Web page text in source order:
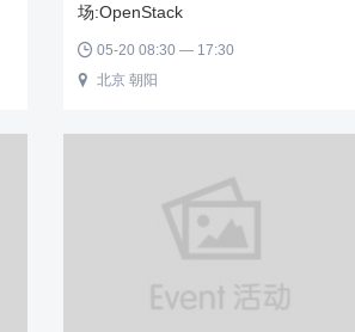
场:OpenStack
 05-20 08:30 — 17:30
 北京 朝阳